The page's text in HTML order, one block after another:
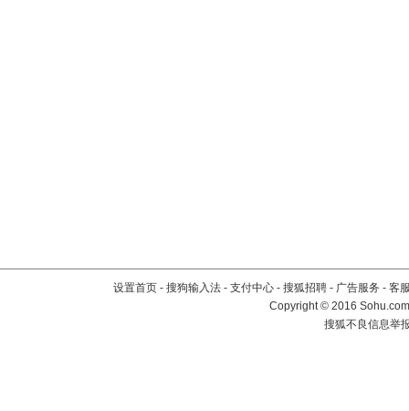
设置首页 - 搜狗输入法 - 支付中心 - 搜狐招聘 - 广告服务 - 客
Copyright©2016
搜狐不良信息举